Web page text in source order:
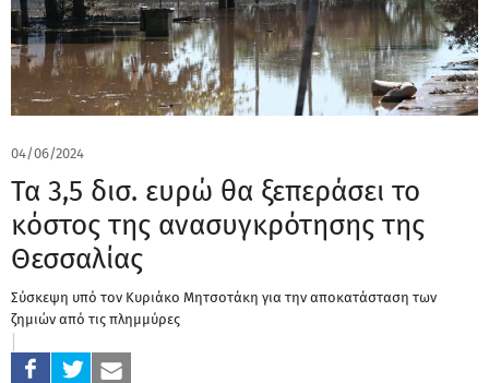
04/06/2024
Τα 3,5 δισ. ευρώ θα ξεπεράσει το
κόστος της ανασυγκρότησης της
Θεσσαλίας
Σύσκεψη υπό τον Κυριάκο Μητσοτάκη για την αποκατάσταση των
ζημιών από τις πλημμύρες